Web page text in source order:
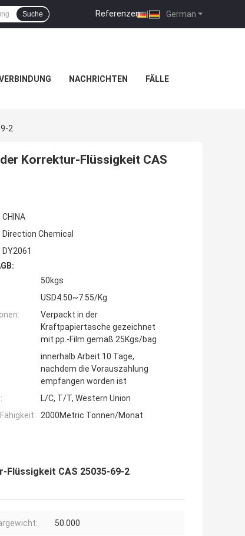
German
Referenzen |
Suche
NACHRICHTEN FÄLLE
2
Korrektur-Flüssigkeit CAS
CHINA
Direction Chemical
DY2061
50kgs
USD4.50~7.55/Kg
Verpackt in der
Kraftpapiertasche gezeichnet
mit pp.-Film gemäß 25Kgs/bag
innerhalb Arbeit 10 Tage,
nachdem die Vorauszahlung
empfangen worden ist
L/C, T/T, Western Union
2000Metric Tonnen/Monat
CAS 25035-69-2
50.000